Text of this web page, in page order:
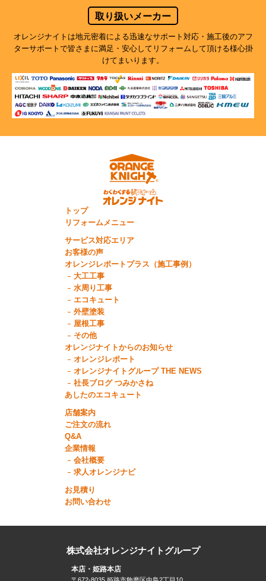
取り扱いメーカー
オレンジナイトは地元密着による迅速なサポート対応・施工後のアフ
ターサポートで皆さまに満足・安心してリフォームして頂ける様心掛
けてまいります。
トップ
リフォームメニュー
サービス対応エリア
お客様の声
オレンジレポートプラス（施工事例）
大工工事
水周り工事
エコキュート
外壁塗装
屋根工事
その他
オレンジナイトからのお知らせ
オレンジレポート
オレンジナイトグループ THE NEWS
社長ブログ つみかさね
あしたのエコキュート
店舗案内
ご注文の流れ
Q&A
企業情報
会社概要
求人オレンジナビ
お見積り
お問い合わせ
株式会社オレンジナイトグループ
本店・姫路本店